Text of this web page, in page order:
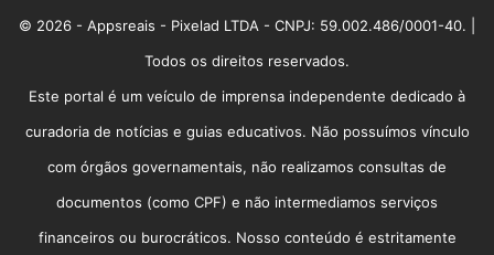
© 2026 - Appsreais - Pixelad LTDA - CNPJ: 59.002.486/0001-40. |
Todos os direitos reservados.
Este portal é um veículo de imprensa independente dedicado à
curadoria de notícias e guias educativos. Não possuímos vínculo
com órgãos governamentais, não realizamos consultas de
documentos (como CPF) e não intermediamos serviços
financeiros ou burocráticos. Nosso conteúdo é estritamente